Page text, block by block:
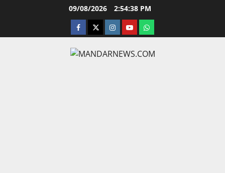
09/08/2026 2:54:39 PM
facebooktwitterinstagram.com
youtubewhatsapp